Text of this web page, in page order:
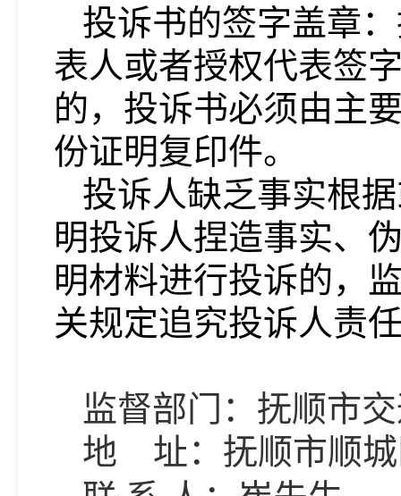
投诉书的签字盖章
表人或者授权代表签
的，投诉书必须由主
份证明复印件。
投诉人缺乏事实根
明投诉人捏造事实、
明材料进行投诉的，
关规定追究投诉人责
监督部门：抚顺市
地
址：抚顺市顺